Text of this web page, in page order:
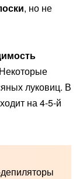
, но не
луковиц. В
на 4-5-й